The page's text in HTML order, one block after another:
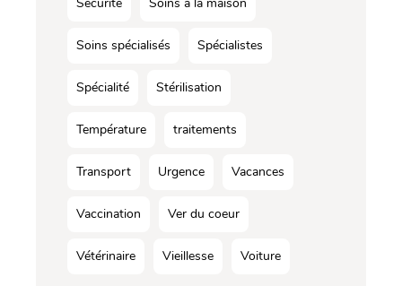
Soins spécialisés Spécialistes
Spécialité Stérilisation
Température traitements
Transport Urgence Vacances
Vaccination Ver du coeur
Vétérinaire Vieillesse Voiture